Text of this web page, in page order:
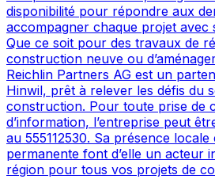
disponibilité pour répondre aux
accompagner chaque projet avec
Que ce soit pour des travaux de
construction neuve ou
Reichlin Partners AG est un
Hinwil, prêt à relever les défis du
construction. Pour toute prise de
d’information, l’entreprise peut
au 555112530. Sa présence
permanente font d’elle un acteur
région pour tous vos projets de